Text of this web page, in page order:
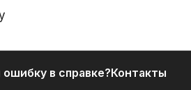
в справке?Контакты